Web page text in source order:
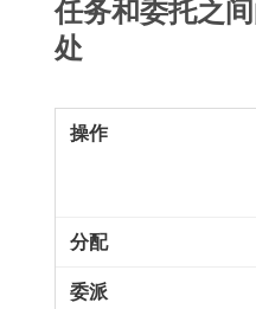
任务和委托之
处